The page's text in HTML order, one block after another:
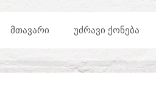
ᲛᲗᲐᲕᲐᲠᲘ ᲣᲫᲠᲐᲕᲘ ᲥᲝᲜᲔᲑᲐ